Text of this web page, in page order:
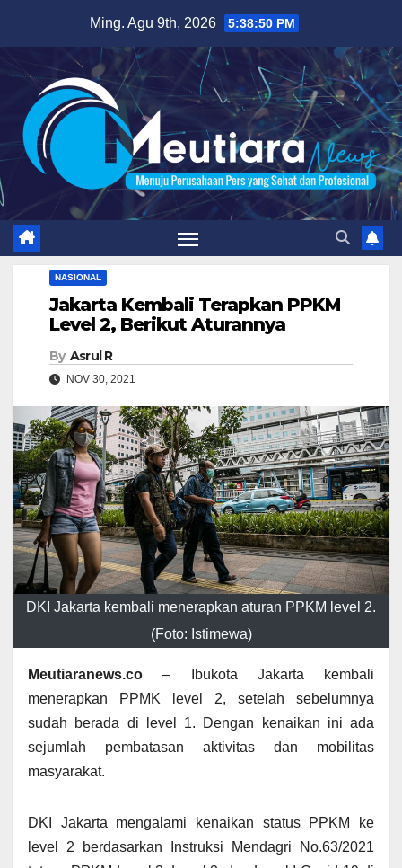
content
Ming. Agu 9th, 2026 5:38:51 PM
NASIONAL
Jakarta Kembali Terapkan PPKM
Level 2, Berikut Aturannya
By Asrul R
NOV 30, 2021
DKI Jakarta kembali menerapkan aturan PPKM level 2.
(Foto: Istimewa)
Meutiaranews.co – Ibukota Jakarta kembali
menerapkan PPMK level 2, setelah sebelumnya
sudah berada di level 1. Dengan kenaikan ini ada
sejumlah pembatasan aktivitas dan mobilitas
masyarakat.
DKI Jakarta mengalami kenaikan status PPKM ke
level 2 berdasarkan Instruksi Mendagri No.63/2021